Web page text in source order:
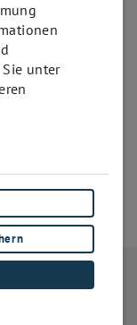
or was
unter